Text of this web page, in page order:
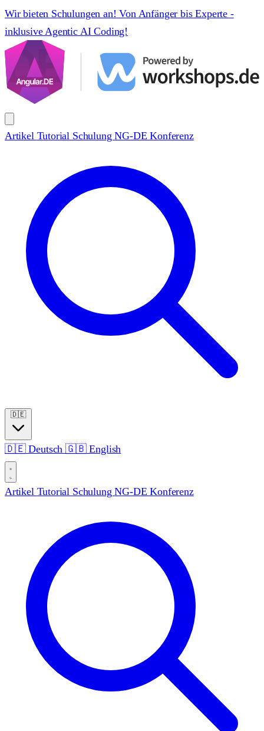
Wir bieten Schulungen an! Von Anfänger bis Experte -
inklusive Agentic AI Coding!
Artikel Tutorial SchulungNG-DE Konferenz
🇩🇪
🇩🇪Deutsch🇬🇧English
Artikel Tutorial SchulungNG-DE Konferenz